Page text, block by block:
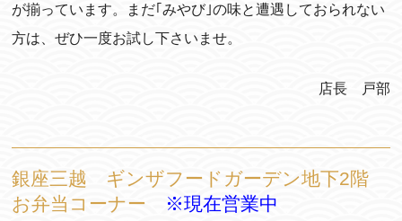
が揃っています。まだ｢みやび｣の味と遭遇しておられない
方は、ぜひ一度お試し下さいませ。
店長 戸部
銀座三越 ギンザフードガーデン地下2階
お弁当コーナー
※現在営業中